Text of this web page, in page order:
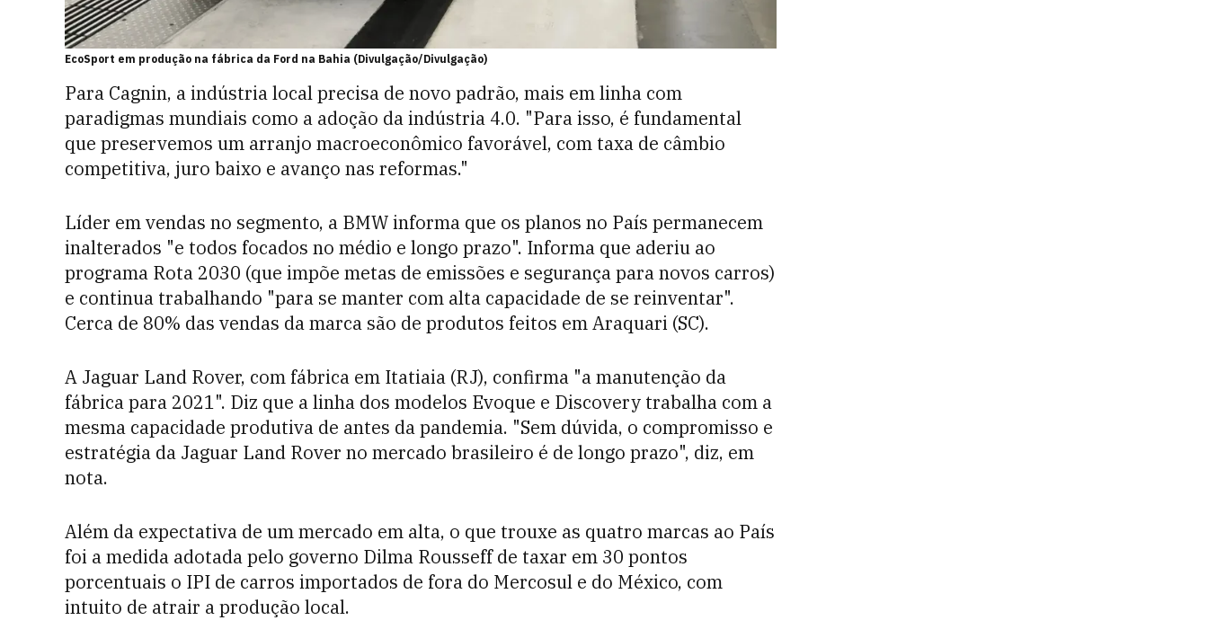
EcoSport em produção na fábrica da Ford na Bahia (Divulgação/Divulgação)
Para Cagnin, a indústria local precisa de novo padrão, mais em linha com
paradigmas mundiais como a adoção da indústria 4.0. "Para isso, é fundamental
que preservemos um arranjo macroeconômico favorável, com taxa de câmbio
competitiva, juro baixo e avanço nas reformas."
Líder em vendas no segmento, a BMW informa que os planos no País permanecem
inalterados "e todos focados no médio e longo prazo". Informa que aderiu ao
programa Rota 2030 (que impõe metas de emissões e segurança para novos carros)
e continua trabalhando "para se manter com alta capacidade de se reinventar".
Cerca de 80% das vendas da marca são de produtos feitos em Araquari (SC).
A Jaguar Land Rover, com fábrica em Itatiaia (RJ), confirma "a manutenção da
fábrica para 2021". Diz que a linha dos modelos Evoque e Discovery trabalha com a
mesma capacidade produtiva de antes da pandemia. "Sem dúvida, o compromisso e
estratégia da Jaguar Land Rover no mercado brasileiro é de longo prazo", diz, em
nota.
Além da expectativa de um mercado em alta, o que trouxe as quatro marcas ao País
foi a medida adotada pelo governo Dilma Rousseff de taxar em 30 pontos
porcentuais o IPI de carros importados de fora do Mercosul e do México, com
intuito de atrair a produção local.